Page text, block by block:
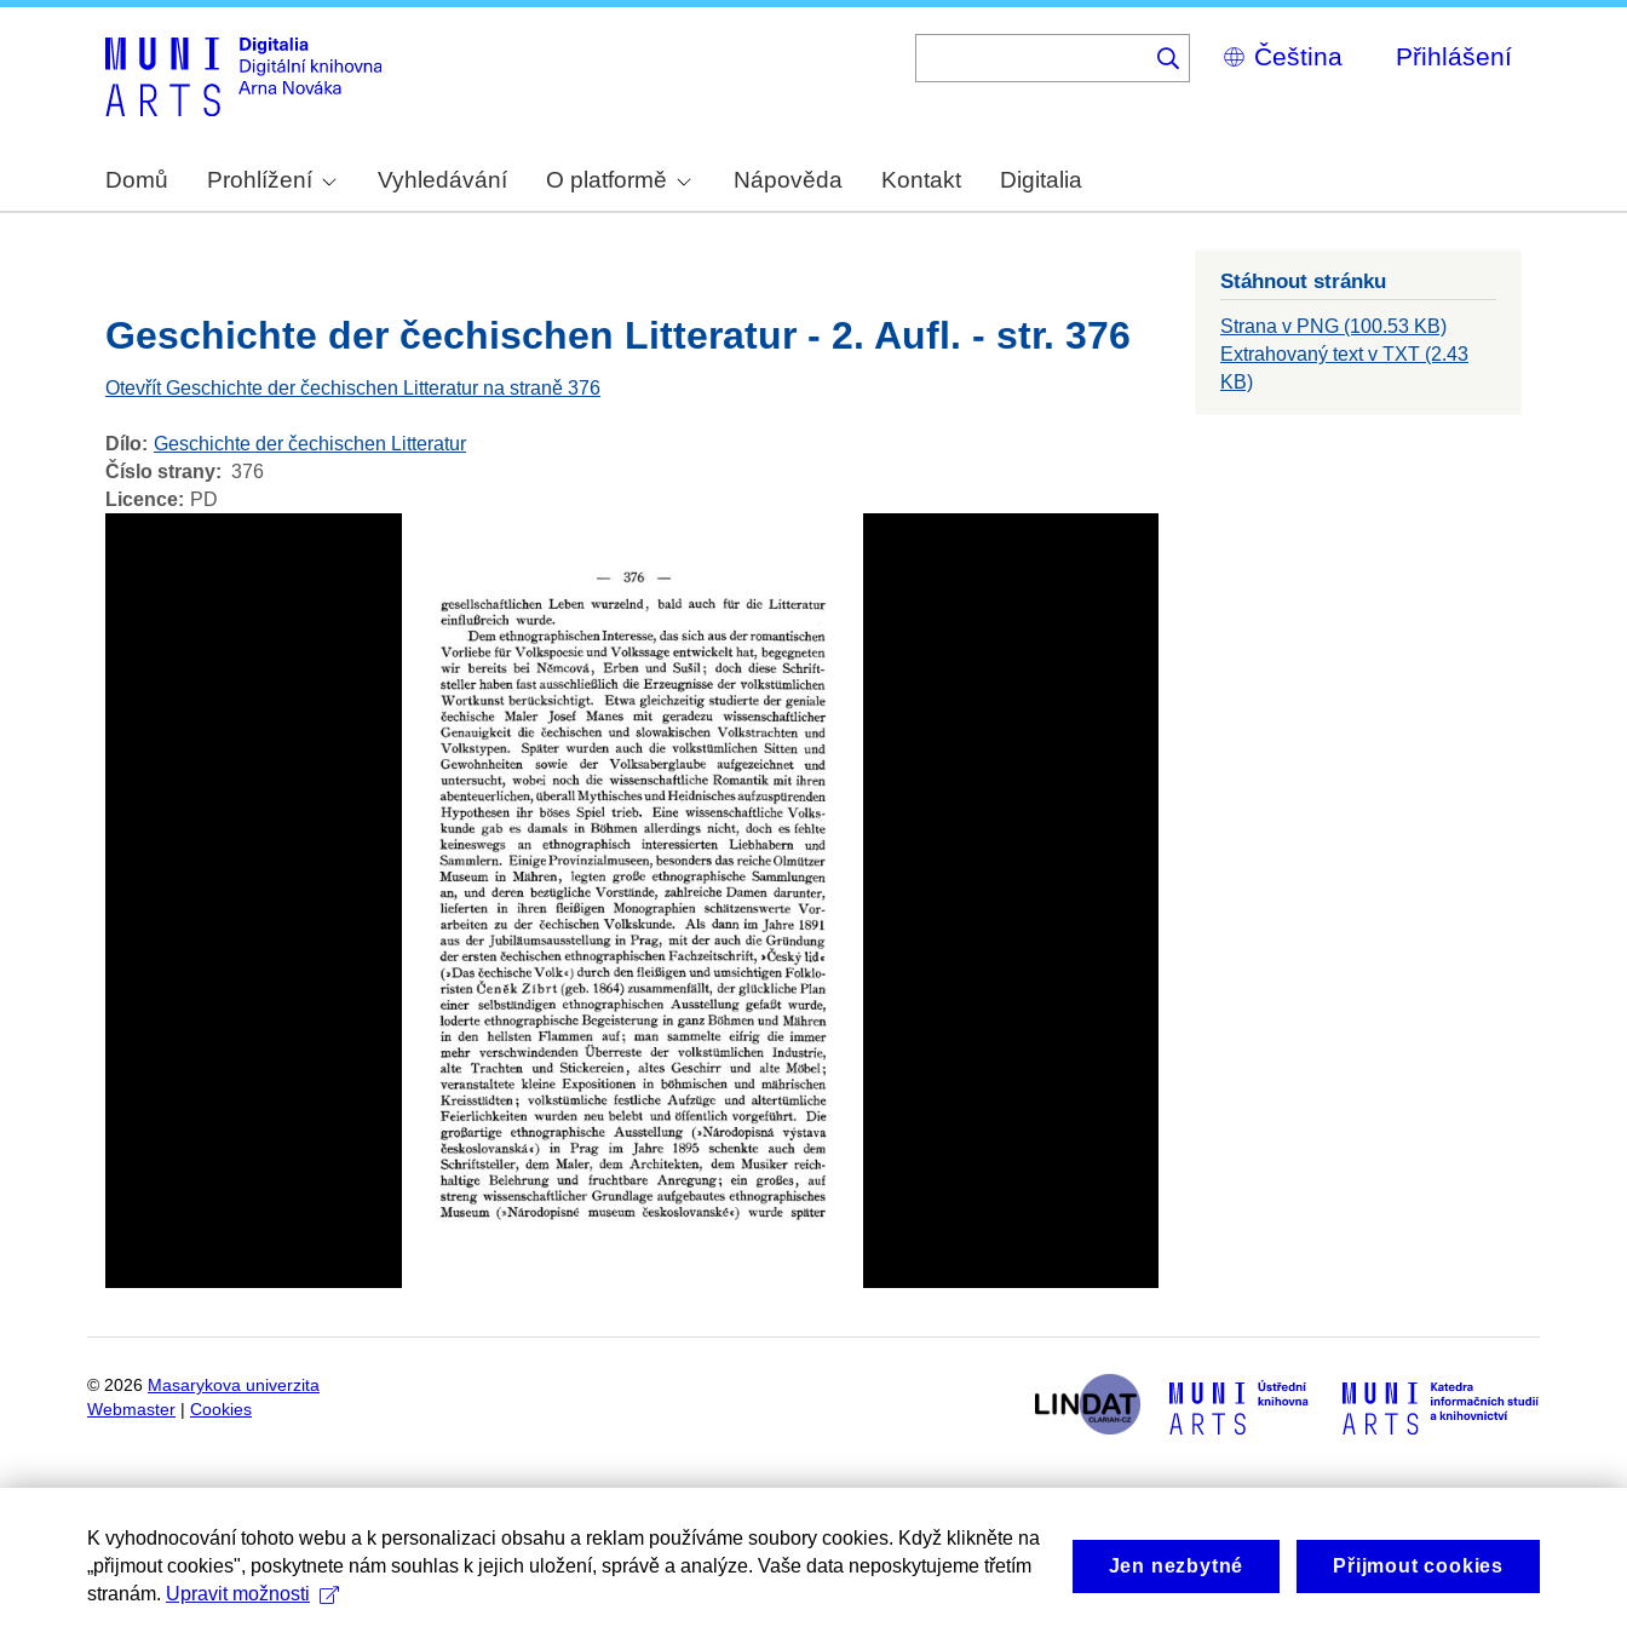
Select
your
Přihlášení
Domů Prohlížení Vyhledávání O platformě Nápověda Kontakt Digitalia
Geschichte der čechischen Litteratur - 2. Aufl. - str. 376
Otevřít Geschichte der čechischen Litteratur na straně 376
Dílo Geschichte der čechischen Litteratur
Číslo strany
376
Licence
PD
Stáhnout stránku
Strana v PNG (100.53 KB)
Extrahovaný text v TXT (2.43
KB)
© 2026 Masarykova univerzita
Webmaster
Cookies
K vyhodnocování tohoto webu a k personalizaci obsahu a reklam používáme soubory cookies. Když klikněte na
„přijmout cookies", poskytnete nám souhlas k jejich uložení, správě a analýze. Vaše data neposkytujeme třetím
stranám. Upravit možnosti
Jen nezbytné Přijmout cookies